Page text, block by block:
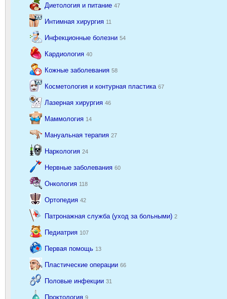
Диетология и питание 47
Интимная хирургия 11
Инфекционные болезни 54
Кардиология 40
Кожные заболевания 58
Косметология и контурная пластика 67
Лазерная хирургия 46
Маммология 14
Мануальная терапия 27
Наркология 24
Нервные заболевания 60
Онкология 118
Ортопедия 42
Патронажная служба (уход за больными) 2
Педиатрия 107
Первая помощь 13
Пластические операции 66
Половые инфекции 31
Проктология 9